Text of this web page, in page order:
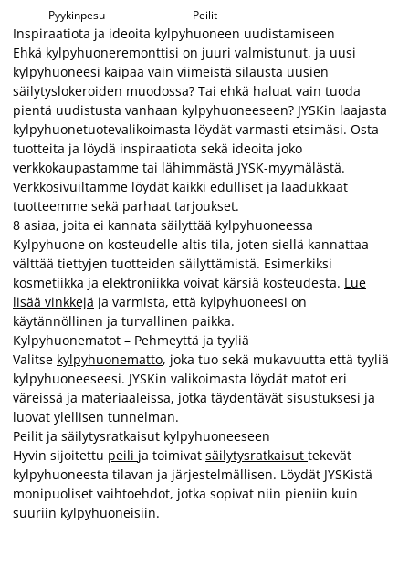
Pyykinpesu Peilit
Inspiraatiota ja ideoita kylpyhuoneen uudistamiseen
Ehkä kylpyhuoneremonttisi on juuri valmistunut, ja uusi
kylpyhuoneesi kaipaa vain viimeistä silausta uusien
säilytyslokeroiden muodossa? Tai ehkä haluat vain tuoda
pientä uudistusta vanhaan kylpyhuoneeseen? JYSKin laajasta
kylpyhuonetuotevalikoimasta löydät varmasti etsimäsi. Osta
tuotteita ja löydä inspiraatiota sekä ideoita joko
verkkokaupastamme tai lähimmästä JYSK-myymälästä.
Verkkosivuiltamme löydät kaikki edulliset ja laadukkaat
tuotteemme sekä parhaat tarjoukset.
8 asiaa, joita ei kannata säilyttää kylpyhuoneessa
Kylpyhuone on kosteudelle altis tila, joten siellä kannattaa
välttää tiettyjen tuotteiden säilyttämistä. Esimerkiksi
kosmetiikka ja elektroniikka voivat kärsiä kosteudesta. Lue
lisää vinkkejä ja varmista, että kylpyhuoneesi on
käytännöllinen ja turvallinen paikka.
Kylpyhuonematot – Pehmeyttä ja tyyliä
Valitse kylpyhuonematto, joka tuo sekä mukavuutta että tyyliä
kylpyhuoneeseesi. JYSKin valikoimasta löydät matot eri
väreissä ja materiaaleissa, jotka täydentävät sisustuksesi ja
luovat ylellisen tunnelman.
Peilit ja säilytysratkaisut kylpyhuoneeseen
Hyvin sijoitettu peili ja toimivat säilytysratkaisut tekevät
kylpyhuoneesta tilavan ja järjestelmällisen. Löydät JYSKistä
monipuoliset vaihtoehdot, jotka sopivat niin pieniin kuin
suuriin kylpyhuoneisiin.